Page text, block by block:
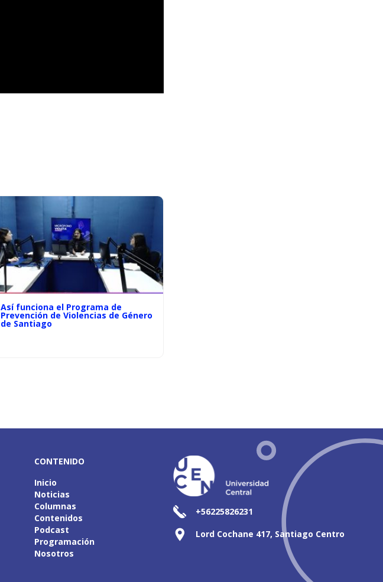
Así funciona el Programa de
Prevención de Violencias de Género
de Santiago
CONTENIDO
Inicio
Noticias
Columnas
Contenidos
Podcast
Programación
Nosotros
+56225826231
Lord Cochane 417, Santiago Centro